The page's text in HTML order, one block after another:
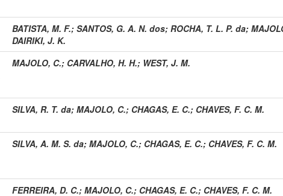
BATISTA, M. F.; SANTOS, G. A. N. dos; ROCHA, T. L. P. da;
DAIRIKI, J. K.
MAJOLO, C.; CARVALHO, H. H.; WEST, J. M.
SILVA, R. T. da; MAJOLO, C.; CHAGAS, E. C.; CHAVES, F. C. M.
SILVA, A. M. S. da; MAJOLO, C.; CHAGAS, E. C.; CHAVES, F. C. M.
FERREIRA, D. C.; MAJOLO, C.; CHAGAS, E. C.; CHAVES, F. C. M.